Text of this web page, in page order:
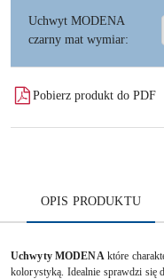
Uchwyt MODENA
czarny mat wymiar:
Pobierz produkt do PDF
OPIS PRODUKTU
Uchwyty MODENA które
kolorystyką. Idealnie sprawdzi się